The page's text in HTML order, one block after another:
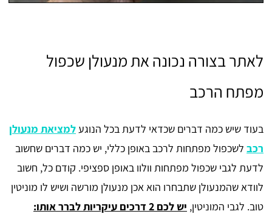
לאתר בצורה נכונה את מנעולן שכפול
מפתח הרכב
בעוד שיש כמה דברים שכדאי לדעת בכל הנוגעלמציאת מנעולן
רכב לשכפול מפתחות לרכב באופן כללי, יש כמה דברים שחשוב
לדעת לגבי שכפול מפתחות וולוו באופן ספציפי. קודם כל, חשוב
לוודא שהמנעולן שתבחרו הוא אכן מנעולן מורשה ושיש לו מוניטין
טוב. לגבי המוניטין, יש לכם 2 דרכים עיקריות לברר אותו: